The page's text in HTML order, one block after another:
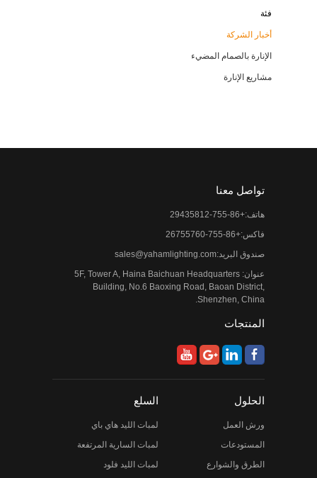
فئة
أخبار الشركة
الإنارة بالصمام المضيء
مشاريع الإنارة
تواصل معنا
هاتف:+86-755-29435812
فاكس:+86-755-26755760
صندوق البريد:sales@yahamlighting.com
عنوان: 5F, Tower A, Haina Baichuan Headquarters
Building, No.6 Baoxing Road, Baoan District,
Shenzhen, China.
المنتجات
السلع
لمبات الليد هاي باي
لمبات السارية المرتفعة
لمبات الليد فلود
الحلول
ورش العمل
المستودعات
الطرق والشوارع